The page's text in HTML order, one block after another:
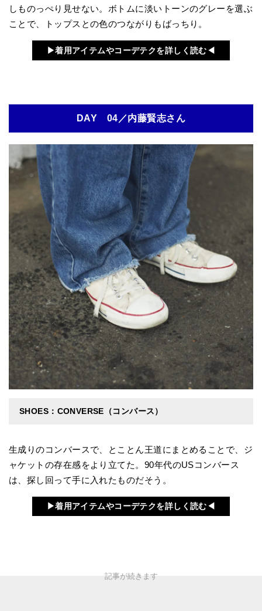
しものっぺり見せない。ボトムに淡いトーンのグレーを選ぶ
ことで、トップスとの色のつながりもばっちり。
▶︎着用アイテムやコーデテクを詳しく読む◀︎
DAY 04／内藤賢志さん
SHOES：CONVERSE（コンバース）
生成りのコンバースで、とことん王道にまとめることで、ジ
ャケットの存在感をより立てた。90年代のUSコンバース
は、探し回って手に入れたものだそう。
▶︎着用アイテムやコーデテクを詳しく読む◀︎